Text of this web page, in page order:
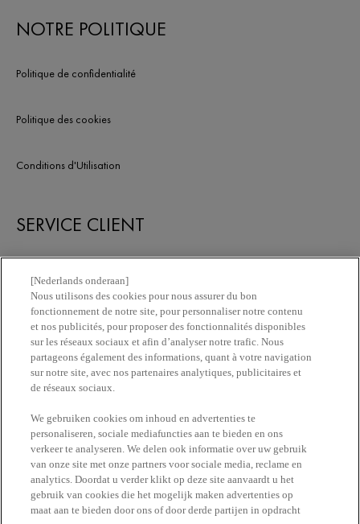
NOTRE POLITIQUE
Politique de confidentialité
Politique des cookies
Conditions d'Utilisation
SERVICE CLIENT
Newsletter
Trouvez une pharmacie​
RESTEZ EN CONTACT
[Nederlands onderaan]
Nous utilisons des cookies pour nous assurer du bon
fonctionnement de notre site, pour personnaliser notre contenu
et nos publicités, pour proposer des fonctionnalités disponibles
sur les réseaux sociaux et afin d’analyser notre trafic. Nous
partageons également des informations, quant à votre navigation
sur notre site, avec nos partenaires analytiques, publicitaires et
de réseaux sociaux.
We gebruiken cookies om inhoud en advertenties te
personaliseren, sociale mediafuncties aan te bieden en ons
verkeer te analyseren. We delen ook informatie over uw gebruik
van onze site met onze partners voor sociale media, reclame en
analytics. Doordat u verder klikt op deze site aanvaardt u het
gebruik van cookies die het mogelijk maken advertenties op
maat aan te bieden door ons of door derde partijen in opdracht